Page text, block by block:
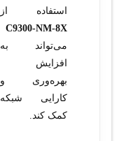
استفاده از
C9300-NM-8X
می‌تواند به
افزایش
بهره‌وری و
کارایی شبکه
کمک کند.